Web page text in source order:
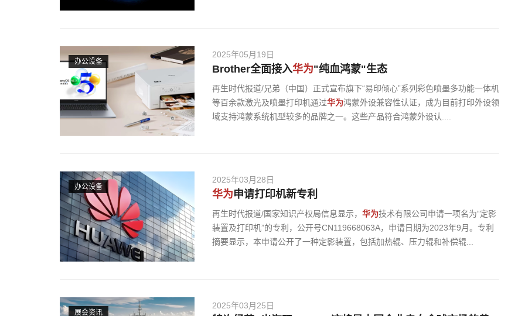
办公设备
2025年05月19日
Brother全面接入华为"纯血鸿蒙"生态
再生时代报道/兄弟（中国）正式宣布旗下“易印倾心”系列彩色喷墨多功能一体机
等百余款激光及喷墨打印机通过华为鸿蒙外设兼容性认证，成为目前打印外设领
域支持鸿蒙系统机型较多的品牌之一。这些产品符合鸿蒙外设认....
办公设备
2025年03月28日
华为申请打印机新专利
再生时代报道/国家知识产权局信息显示， 华为技术有限公司申请一项名为“定影
装置及打印机”的专利，公开号CN119668063A，申请日期为2023年9月。专利
摘要显示，本申请公开了一种定影装置，包括加热辊、压力辊和补偿辊...
展会资讯
2025年03月25日